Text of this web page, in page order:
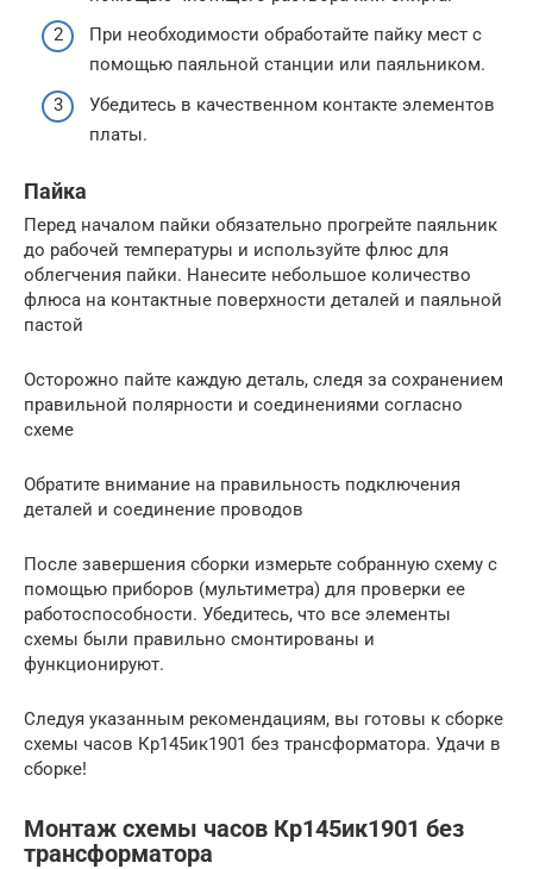
При необходимости обработайте пайку мест с
помощью паяльной станции или паяльником.
Убедитесь в качественном контакте элементов
платы.
Пайка
Перед началом пайки обязательно прогрейте паяльник
до рабочей температуры и используйте флюс для
облегчения пайки. Нанесите небольшое количество
флюса на контактные поверхности деталей и паяльной
пастой
Осторожно пайте каждую деталь, следя за сохранением
правильной полярности и соединениями согласно
схеме
Обратите внимание на правильность подключения
деталей и соединение проводов
После завершения сборки измерьте собранную схему с
помощью приборов (мультиметра) для проверки ее
работоспособности. Убедитесь, что все элементы
схемы были правильно смонтированы и
функционируют.
Следуя указанным рекомендациям, вы готовы к сборке
схемы часов Кр145ик1901 без трансформатора. Удачи в
сборке!
Монтаж схемы часов Кр145ик1901 без
трансформатора